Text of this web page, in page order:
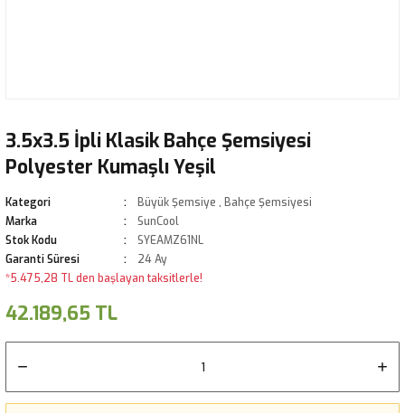
3.5x3.5 İpli Klasik Bahçe Şemsiyesi
Polyester Kumaşlı Yeşil
Kategori Büyük Şemsiye , Bahçe Şemsiyesi
Marka
SunCool
Stok Kodu
SYEAMZ61NL
Garanti Süresi
24 Ay
*5.475,28 TL den başlayan taksitlerle!
42.189,65 TL